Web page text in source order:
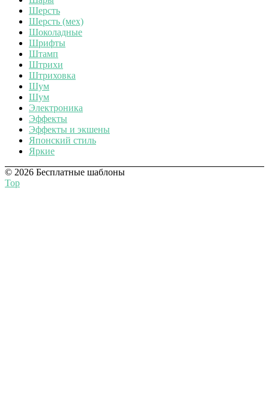
Шерсть
Шерсть (мех)
Шоколадные
Шрифты
Штамп
Штрихи
Штриховка
Шум
Шум
Электроника
Эффекты
Эффекты и экшены
Японский стиль
Яркие
© 2026 Бесплатные шаблоны
Top